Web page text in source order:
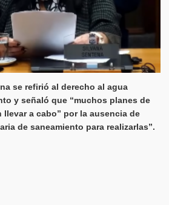
se refirió al derecho al agua
y señaló que “muchos planes de
a cabo” por la ausencia de
de saneamiento para realizarlas”.